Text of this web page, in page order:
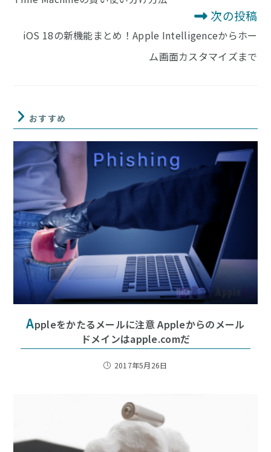
記
次の投稿
iOS 18の新機能まとめ！Apple Intelligenceからホー
ム画面カスタマイズまで
おすすめ
Appleをかたるメールに注意 Appleからのメール
ドメインはapple.comだ
2017年5月26日